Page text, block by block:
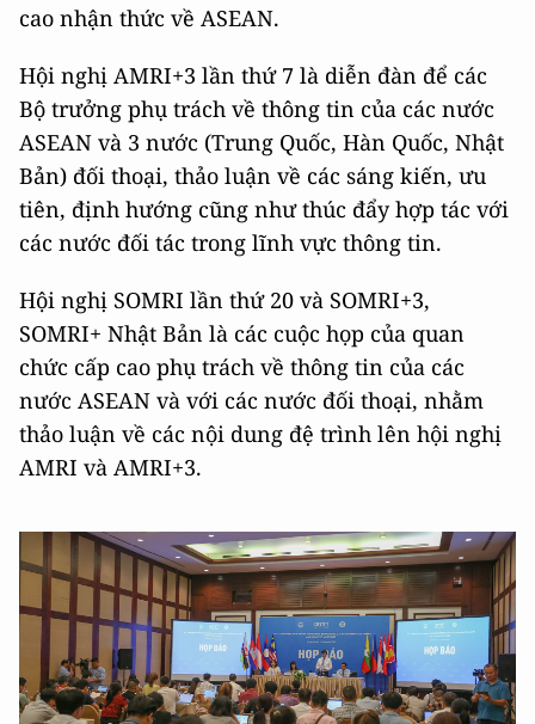
cao nhận thức về ASEAN.
Hội nghị AMRI+3 lần thứ 7 là diễn đàn để các
Bộ trưởng phụ trách về thông tin của các nước
ASEAN và 3 nước (Trung Quốc, Hàn Quốc, Nhật
Bản) đối thoại, thảo luận về các sáng kiến, ưu
tiên, định hướng cũng như thúc đẩy hợp tác với
các nước đối tác trong lĩnh vực thông tin.
Hội nghị SOMRI lần thứ 20 và SOMRI+3,
SOMRI+ Nhật Bản là các cuộc họp của quan
chức cấp cao phụ trách về thông tin của các
nước ASEAN và với các nước đối thoại, nhằm
thảo luận về các nội dung đệ trình lên hội nghị
AMRI và AMRI+3.